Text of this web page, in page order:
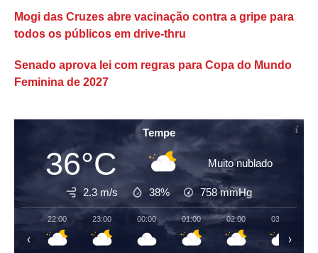
Mogi das Cruzes abre vacinação contra a gripe para
todos os públicos em drive-thru
Senado aprova lei com regras para Copa do Mundo
Feminina de 2027
Tempe
36°C Muito nublado
2.3 m/s 38% 758mmHg
22:00 23:00 00:00 01:00 02:00 03:00
‹ ›